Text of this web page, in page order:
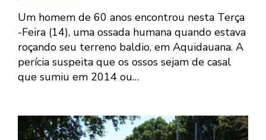
Um homem de 60 anos encontrou nesta Terça
-Feira (14), uma ossada humana quando estava
roçando seu terreno baldio, em Aquidauana. A
perícia suspeita que os ossos sejam de casal
que sumiu em 2014 ou…